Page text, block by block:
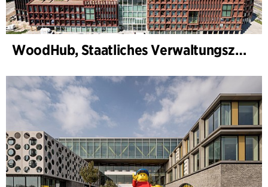
WoodHub, Staatliches Verwaltungszentrum